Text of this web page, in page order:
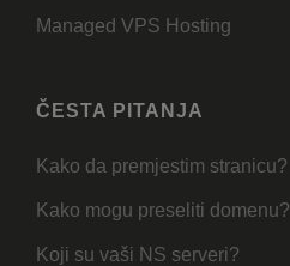
Managed VPS Hosting
ČESTA PITANJA
Kako da premjestim stranicu?
Kako mogu preseliti domenu?
Koji su vaši NS serveri?